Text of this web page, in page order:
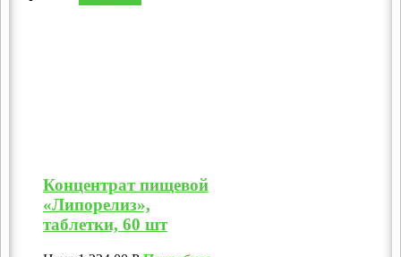
Концентрат пищевой
«Липорелиз»,
таблетки, 60 шт